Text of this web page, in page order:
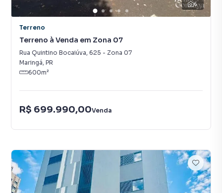
6
Terreno
Terreno à Venda em Zona 07
Rua Quintino Bocaiúva, 625 - Zona 07
Maringá, PR
600m²
R$ 699.990,00Venda